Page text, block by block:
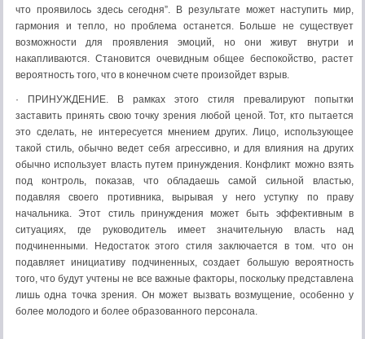
что проявилось здесь сегодня”. В результате может наступить мир,
гармония и тепло, но проблема останется. Больше не существует
возможности для проявления эмоций, но они живут внутри и
накапливаются. Становится очевидным общее беспокойство, растет
вероятность того, что в конечном счете произойдет взрыв.
· ПРИНУЖДЕНИЕ. В рамках этого стиля превалируют попытки
заставить принять свою точку зрения любой ценой. Тот, кто пытается
это сделать, не интересуется мнением других. Лицо, использующее
такой стиль, обычно ведет себя агрессивно, и для влияния на других
обычно использует власть путем принуждения. Конфликт можно взять
под контроль, показав, что обладаешь самой сильной властью,
подавляя своего противника, вырывая у него уступку по праву
начальника. Этот стиль принуждения может быть эффективным в
ситуациях, где руководитель имеет значительную власть над
подчиненными. Недостаток этого стиля заключается в том. что он
подавляет инициативу подчиненных, создает большую вероятность
того, что будут учтены не все важные факторы, поскольку представлена
лишь одна точка зрения. Он может вызвать возмущение, особенно у
более молодого и более образованного персонала.